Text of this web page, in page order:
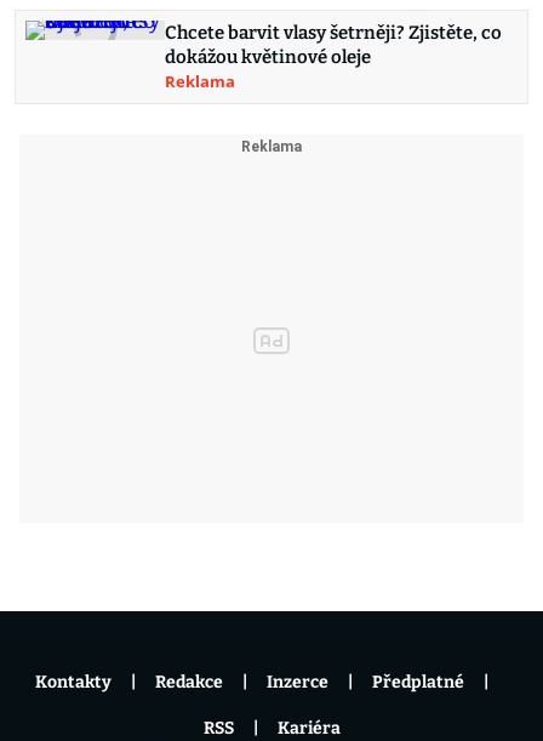
Chcete barvit vlasy šetrněji? Zjistěte, co
dokážou květinové oleje
Reklama
Kontakty Redakce Inzerce Předplatné
RSS Kariéra